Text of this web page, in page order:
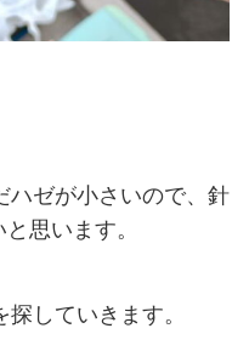
ハゼが小さいので、針
と思います。
していきます。